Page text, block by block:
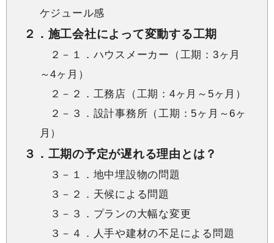
ケジュール感
２．施工会社によって変動する工期
２－１．ハウスメーカー（工期：3ヶ月
～4ヶ月）
２－２．工務店（工期：4ヶ月～5ヶ月）
２－３．設計事務所（工期：5ヶ月～6ヶ
月）
３．工期の予定が遅れる理由とは？
３－１．地中埋設物の問題
３－２．天候による問題
３－３．プランの大幅な変更
３－４．人手や建材の不足による問題